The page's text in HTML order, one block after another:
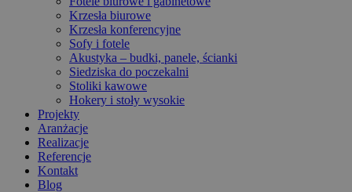
Krzesła biurowe
Krzesła konferencyjne
Sofy i fotele
Akustyka – budki, panele, ścianki
Siedziska do poczekalni
Stoliki kawowe
Hokery i stoły wysokie
Projekty
Aranżacje
Realizacje
Referencje
Kontakt
Blog